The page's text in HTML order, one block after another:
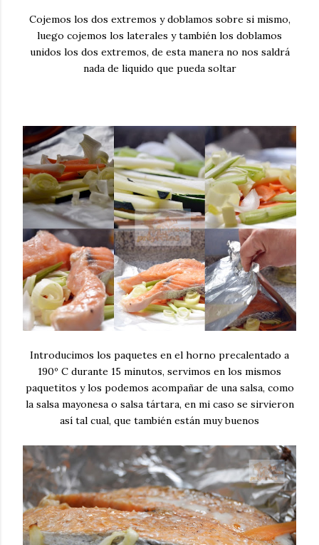
Cojemos los dos extremos y doblamos sobre si mismo,
luego cojemos los laterales y también los doblamos
unidos los dos extremos, de esta manera no nos saldrá
nada de liquido que pueda soltar
Introducimos los paquetes en el horno precalentado a
190º C durante 15 minutos, servimos en los mismos
paquetitos y los podemos acompañar de una salsa, como
la salsa mayonesa o salsa tártara, en mi caso se sirvieron
así tal cual, que también están muy buenos